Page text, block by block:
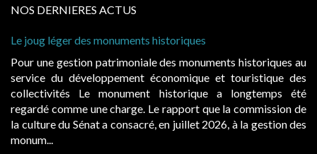
NOS DERNIERES ACTUS
historiques
des monuments historiques au
économique et touristique des
historique a longtemps été
Le rapport que la commission de
consacré, en juillet 2026, à la gestion des
Cabines de plage : le
Evocatrices des
également un beau
public, elles donnent
d’occupation. Saisies